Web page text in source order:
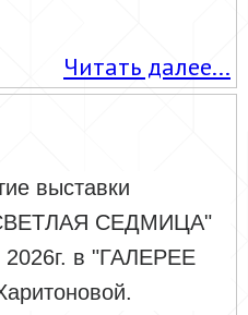
Читать далее...
выставки
СЕДМИЦА"
2026г. в "ГАЛЕРЕЕ